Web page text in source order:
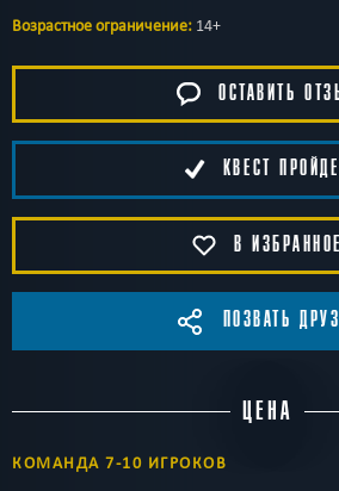
Возрастное ограничение: 14+
ОСТАВИТЬ
КВЕСТ
В ИЗБРАННОЕ
ПОЗВАТЬ
ЦЕНА
КОМАНДА 7-10 ИГРОКОВ